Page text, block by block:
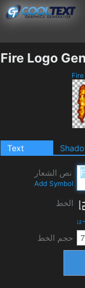
Fire Logo
Fire
Text
نص الشعار
Add Symbol
الخط
は
حجم الخط